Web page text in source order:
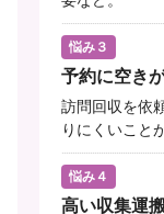
悩み３
予約に空き
訪問回収を依
りにくいこと
悩み４
高い収集運